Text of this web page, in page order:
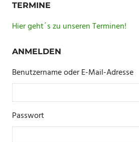
TERMINE
Hier geht´s zu unseren Terminen!
ANMELDEN
Benutzername oder E-Mail-Adresse
Passwort